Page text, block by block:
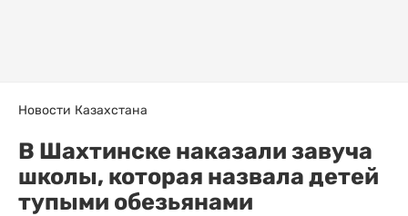
Новости Казахстана
В Шахтинске наказали завуча
школы, которая назвала детей
тупыми обезьянами